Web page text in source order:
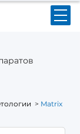
> Matrix